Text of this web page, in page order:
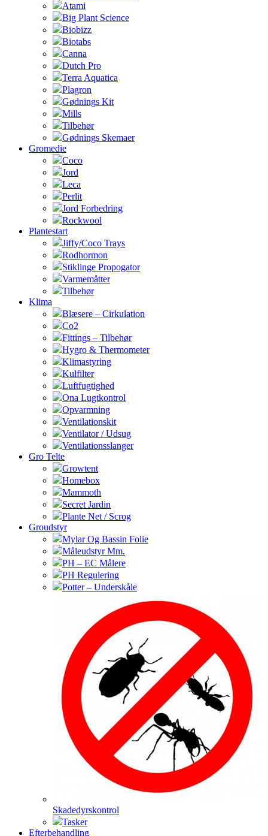
Atami
Big Plant Science
Biobizz
Biotabs
Canna
Dutch Pro
Terra Aquatica
Plagron
Gødnings Kit
Mills
Tilbehør
Gødnings Skemaer
Gromedie
Coco
Jord
Leca
Perlit
Jord Forbedring
Rockwool
Plantestart
Jiffy/Coco Trays
Rodhormon
Stiklinge Propogator
Varmemåtter
Tilbehør
Klima
Blæsere – Cirkulation
Co2
Fittings – Tilbehør
Hygro & Thermometer
Klimastyring
Kulfilter
Luftfugtighed
Ona Lugtkontrol
Opvarmning
Ventilationskit
Ventilator / Udsug
Ventilationsslanger
Gro Telte
Growtent
Homebox
Mammoth
Secret Jardin
Plante Net / Scrog
Groudstyr
Mylar Og Bassin Folie
Måleudstyr Mm.
PH – EC Målere
PH Regulering
Potter – Underskåle
Skadedyrskontrol
Tasker
Efterbehandling